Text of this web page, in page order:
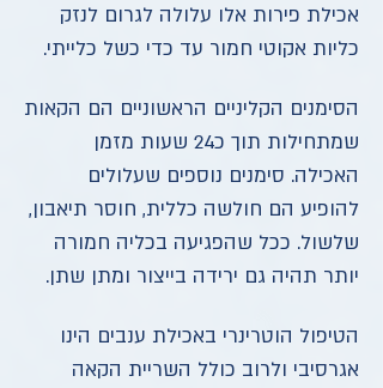
אכילת פירות אלו עלולה לגרום לנזק
כליות אקוטי חמור עד כדי כשל כלייתי.
הסימנים הקליניים הראשוניים הם הקאות
שמתחילות תוך כ24 שעות מזמן
האכילה. סימנים נוספים שעלולים
להופיע הם חולשה כללית, חוסר תיאבון,
שלשול. ככל שהפגיעה בכליה חמורה
יותר תהיה גם ירידה בייצור ומתן שתן.
הטיפול הוטרינרי באכילת ענבים הינו
אגרסיבי ולרוב כולל השריית הקאה